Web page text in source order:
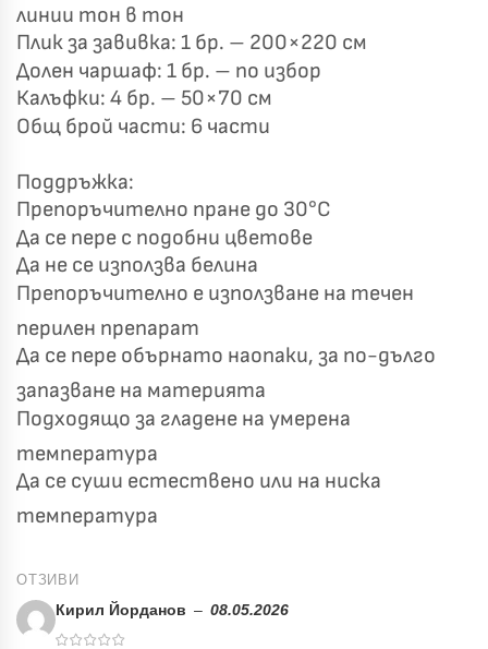
линии тон в тон
Плик за завивка: 1 бр. – 200×220 см
Долен чаршаф: 1 бр. – по избор
Калъфки: 4 бр. – 50×70 см
Общ брой части: 6 части
Поддръжка:
Препоръчително пране до 30°C
Да се пере с подобни цветове
Да не се използва белина
Препоръчително е използване на течен
перилен препарат
Да се пере обърнато наопаки, за по-дълго
запазване на материята
Подходящо за гладене на умерена
температура
Да се суши естествено или на ниска
температура
ОТЗИВИ
Кирил Йорданов – 08.05.2026